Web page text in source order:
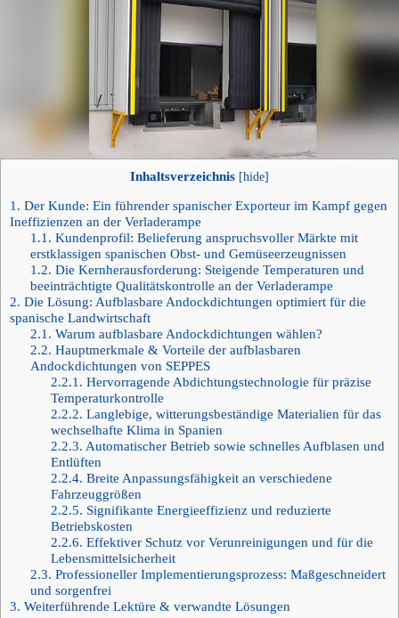
Inhaltsverzeichnis [hide]
1. Der Kunde: Ein führender spanischer Exporteur im Kampf gegen
Ineffizienzen an der Verladerampe
1.1. Kundenprofil: Belieferung anspruchsvoller Märkte mit
erstklassigen spanischen Obst- und Gemüseerzeugnissen
1.2. Die Kernherausforderung: Steigende Temperaturen und
beeinträchtigte Qualitätskontrolle an der Verladerampe
2. Die Lösung: Aufblasbare Andockdichtungen optimiert für die
spanische Landwirtschaft
2.1. Warum aufblasbare Andockdichtungen wählen?
2.2. Hauptmerkmale & Vorteile der aufblasbaren
Andockdichtungen von SEPPES
2.2.1. Hervorragende Abdichtungstechnologie für präzise
Temperaturkontrolle
2.2.2. Langlebige, witterungsbeständige Materialien für das
wechselhafte Klima in Spanien
2.2.3. Automatischer Betrieb sowie schnelles Aufblasen und
Entlüften
2.2.4. Breite Anpassungsfähigkeit an verschiedene
Fahrzeuggrößen
2.2.5. Signifikante Energieeffizienz und reduzierte
Betriebskosten
2.2.6. Effektiver Schutz vor Verunreinigungen und für die
Lebensmittelsicherheit
2.3. Professioneller Implementierungsprozess: Maßgeschneidert
und sorgenfrei
3. Weiterführende Lektüre & verwandte Lösungen